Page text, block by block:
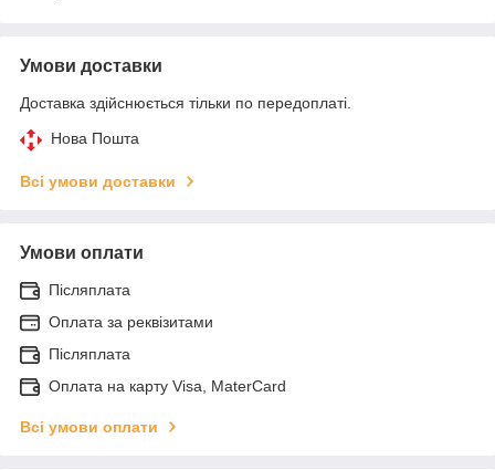
Умови доставки
Доставка здійснюється тільки по передоплаті.
Нова Пошта
Всі умови доставки
Умови оплати
Післяплата
Оплата за реквізитами
Післяплата
Оплата на карту Visa, MaterCard
Всі умови оплати